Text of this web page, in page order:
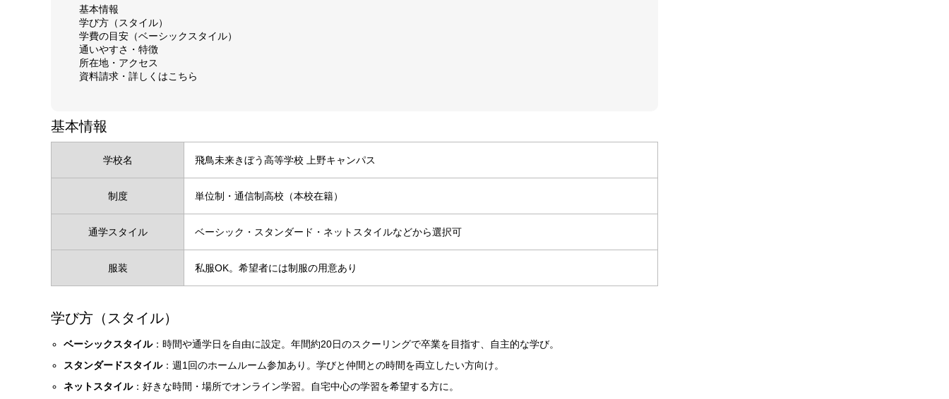
基本情報
学び方（スタイル）
学費の目安（ベーシックスタイル）
通いやすさ・特徴
所在地・アクセス
資料請求・詳しくはこちら
基本情報
学校名 飛鳥未来きぼう高等学校 上野キャンパス
制度 単位制・通信制高校（本校在籍）
通学スタイル ベーシック・スタンダード・ネットスタイルなどから選択可
服装 私服OK。希望者には制服の用意あり
学び方（スタイル）
ベーシックスタイル：時間や通学日を自由に設定。年間約20日のスクーリングで卒業を目指す、自主的な学び。
スタンダードスタイル：週1回のホームルーム参加あり。学びと仲間との時間を両立したい方向け。
ネットスタイル：好きな時間・場所でオンライン学習。自宅中心の学習を希望する方に。